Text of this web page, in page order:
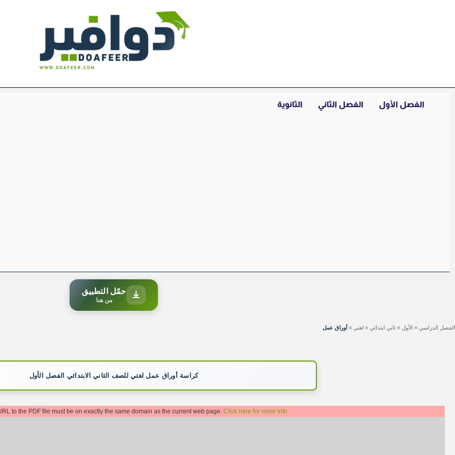
الفصل الأول الفصل الثاني الثانوية
حمّل التطبيق
من هنا
الفصل الدراسي » الأول » ثاني ابتدائي » لغتي » أوراق عمل
كراسة أوراق عمل لغتي للصف الثاني الابتدائي الفصل الأول
to the PDF file must be on exactly the same domain as the current web page. Click here for more info